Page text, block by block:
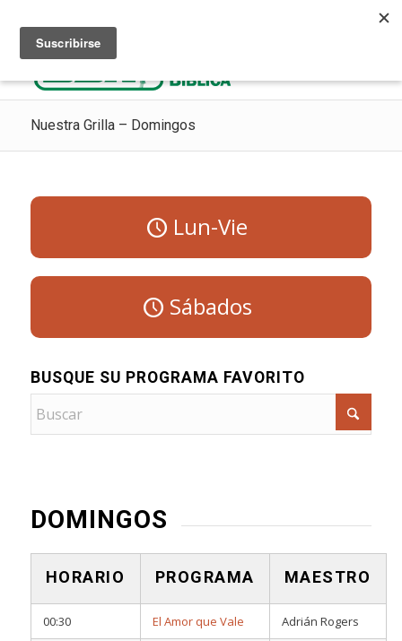
Nuestra Grilla – Domingos
Lun-Vie
Sábados
BUSQUE SU PROGRAMA FAVORITO
DOMINGOS
HORARIO PROGRAMA MAESTRO
00:30 El Amor que Vale Adrián Rogers